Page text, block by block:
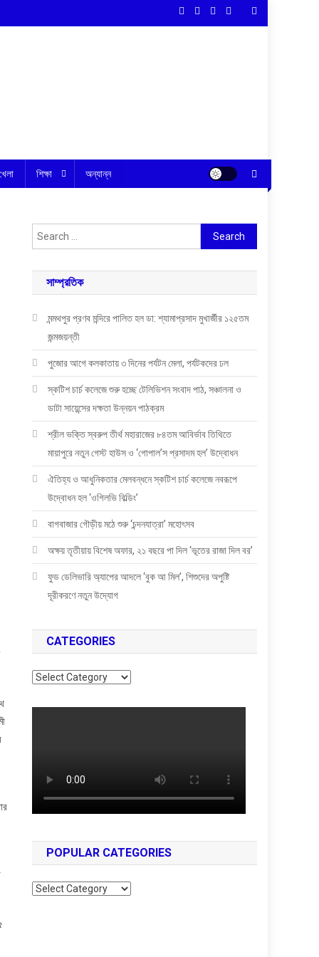
শিক্ষা অন্যান্ন
Search
for:
সাম্প্রতিক
মন্মথপুর প্রণব মন্দিরে পালিত হল ডা: শ্যামাপ্রসাদ মুখার্জীর ১২৫তম
জন্মজয়ন্তী
পুজোর আগে কলকাতায় ৩ দিনের পর্যটন মেলা, পর্যটকদের ঢল
স্কটিশ চার্চ কলেজে শুরু হচ্ছে টেলিভিশন সংবাদ পাঠ, সঞ্চালনা ও
ডাটা সায়েন্সের দক্ষতা উন্নয়ন পাঠক্রম
শ্রীল ভক্তি স্বরুপ তীর্থ মহারাজের ৮৪তম আবির্ভাব তিথিতে
মায়াপুরে নতুন গেস্ট হাউস ও ‘গোপাল’স প্রসাদম হল’ উদ্বোধন
ঐতিহ্য ও আধুনিকতার মেলবন্ধনে স্কটিশ চার্চ কলেজে নবরূপে
উদ্বোধন হল ‘ওগিলভি বিল্ডিং’
বাগবাজার গৌড়ীয় মঠে শুরু ‘চন্দনযাত্রা’ মহোৎসব
অক্ষয় তৃতীয়ায় বিশেষ অফার, ২১ বছরে পা দিল ‘ভূতের রাজা দিল বর’
ফুড ডেলিভারি অ্যাপের আদলে ‘বুক আ মিল’, শিশুদের অপুষ্টি
দূরীকরণে নতুন উদ্যোগ
CATEGORIES
Categories
POPULAR CATEGORIES
Popular